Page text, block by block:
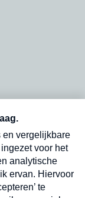
in
Verzend